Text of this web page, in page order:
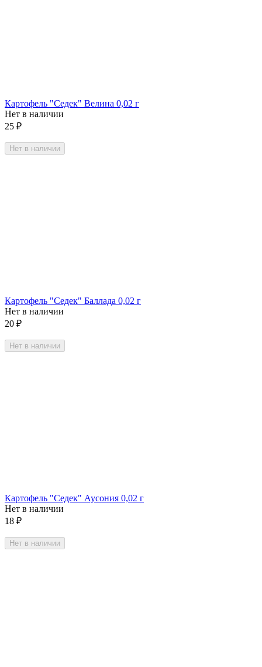
Картофель "Седек" Велина 0,02 г
Нет в наличии
25 ₽
Нет в наличии
Картофель "Седек" Баллада 0,02 г
Нет в наличии
20 ₽
Нет в наличии
Картофель "Седек" Аусония 0,02 г
Нет в наличии
18 ₽
Нет в наличии